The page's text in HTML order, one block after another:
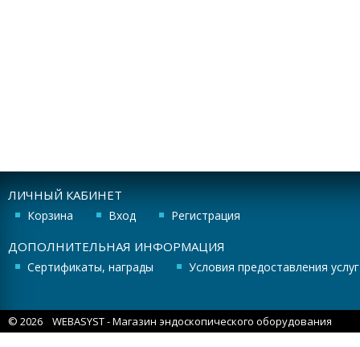
ЛИЧНЫЙ КАБИНЕТ
Корзина Вход Регистрация
ДОПОЛНИТЕЛЬНАЯ ИНФОРМАЦИЯ
Сертификаты, награды Условия предоставления услуг
© 2026 WEBASYST- Магазин эндоскопического оборудования